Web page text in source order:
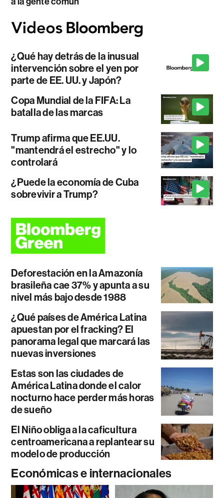
¿Qué hay detrás de la inusual
intervención sobre el yen por
parte de EE. UU. y Japón?
Copa Mundial de la FIFA: La
batalla de las marcas
Trump afirma que EE.UU.
"mantendrá el estrecho" y lo
controlará
¿Puede la economía de Cuba
sobrevivir a Trump?
Deforestación en la Amazonía
brasileña cae 37% y apunta a su
nivel más bajo desde 1988
¿Qué países de América Latina
apuestan por el fracking? El
panorama legal que marcará las
nuevas inversiones
Estas son las ciudades de
América Latina donde el calor
nocturno hace perder más horas
de sueño
El Niño obliga a la caficultura
centroamericana a replantear su
modelo de producción
Económicas e internacionales